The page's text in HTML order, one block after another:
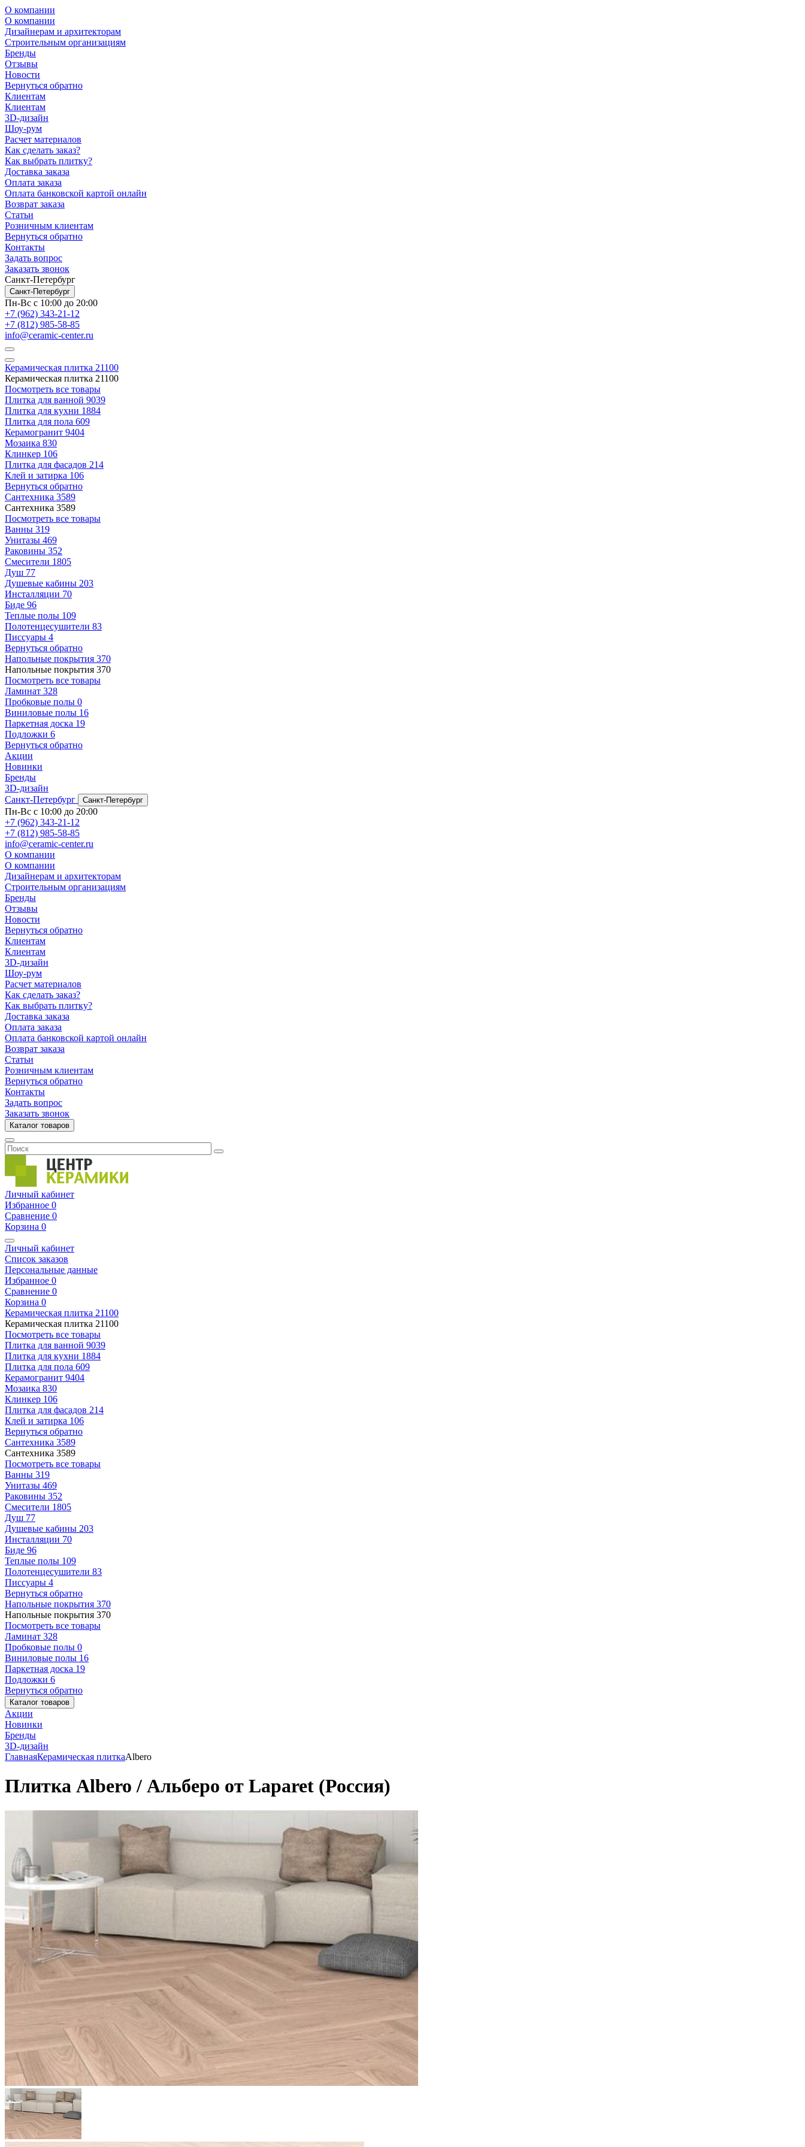
О компании
О компании
Дизайнерам и архитекторам
Строительным организациям
Бренды
Отзывы
Новости
Вернуться обратно
Клиентам
Клиентам
3D-дизайн
Шоу-рум
Расчет материалов
Как сделать заказ?
Как выбрать плитку?
Доставка заказа
Оплата заказа
Оплата банковской картой онлайн
Возврат заказа
Статьи
Розничным клиентам
Вернуться обратно
Контакты
Задать вопрос
Заказать звонок
Санкт-Петербург
Санкт-Петербург
Пн-Вс с 10:00 до 20:00
+7 (962) 343-21-12
+7 (812) 985-58-85
info@ceramic-center.ru
Керамическая плитка 21100
Керамическая плитка 21100
Посмотреть все товары
Плитка для ванной 9039
Плитка для кухни 1884
Плитка для пола 609
Керамогранит 9404
Мозаика 830
Клинкер 106
Плитка для фасадов 214
Клей и затирка 106
Вернуться обратно
Сантехника 3589
Сантехника 3589
Посмотреть все товары
Ванны 319
Унитазы 469
Раковины 352
Смесители 1805
Душ 77
Душевые кабины 203
Инсталляции 70
Биде 96
Теплые полы 109
Полотенцесушители 83
Писсуары 4
Вернуться обратно
Напольные покрытия 370
Напольные покрытия 370
Посмотреть все товары
Ламинат 328
Пробковые полы 0
Виниловые полы 16
Паркетная доска 19
Подложки 6
Вернуться обратно
Акции
Новинки
Бренды
3D-дизайн
Санкт-Петербург
Санкт-Петербург
Пн-Вс с 10:00 до 20:00
+7 (962) 343-21-12
+7 (812) 985-58-85
info@ceramic-center.ru
О компании
О компании
Дизайнерам и архитекторам
Строительным организациям
Бренды
Отзывы
Новости
Вернуться обратно
Клиентам
Клиентам
3D-дизайн
Шоу-рум
Расчет материалов
Как сделать заказ?
Как выбрать плитку?
Доставка заказа
Оплата заказа
Оплата банковской картой онлайн
Возврат заказа
Статьи
Розничным клиентам
Вернуться обратно
Контакты
Задать вопрос
Заказать звонок
Каталог товаров
Личный кабинет
Избранное 0
Сравнение 0
Корзина 0
Личный кабинет
Список заказов
Персональные данные
Избранное 0
Сравнение 0
Корзина 0
Керамическая плитка 21100
Керамическая плитка 21100
Посмотреть все товары
Плитка для ванной 9039
Плитка для кухни 1884
Плитка для пола 609
Керамогранит 9404
Мозаика 830
Клинкер 106
Плитка для фасадов 214
Клей и затирка 106
Вернуться обратно
Сантехника 3589
Сантехника 3589
Посмотреть все товары
Ванны 319
Унитазы 469
Раковины 352
Смесители 1805
Душ 77
Душевые кабины 203
Инсталляции 70
Биде 96
Теплые полы 109
Полотенцесушители 83
Писсуары 4
Вернуться обратно
Напольные покрытия 370
Напольные покрытия 370
Посмотреть все товары
Ламинат 328
Пробковые полы 0
Виниловые полы 16
Паркетная доска 19
Подложки 6
Вернуться обратно
Каталог товаров
Акции
Новинки
Бренды
3D-дизайн
ГлавнаяКерамическая плиткаAlbero
Плитка Albero / Альберо от Laparet (Россия)